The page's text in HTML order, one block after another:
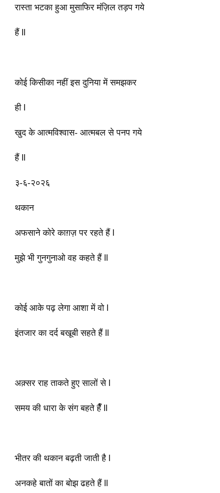
रास्ता भटका हुआ मुसाफिर मंज़िल तड़प गये
हैं ll
कोई किसीका नहीं इस दुनिया में समझकर
ही l
खुद के आत्मविश्वास- आत्मबल से पनप गये
हैं ll
३-६-२०२६
थकान
अफसाने कोरे काग़ज़ पर रहते हैं l
मुझे भी गुनगुनाओ वह कहते हैं ll
कोई आके पढ़ लेगा आशा में वो l
इंतजार का दर्द बखूबी सहते हैं ll
अक़्सर राह ताकते हुए सालों से l
समय की धारा के संग बहते हैँ ll
भीतर की थकान बढ़ती जाती है l
अनकहे बातों का बोझ ढहते हैं ll